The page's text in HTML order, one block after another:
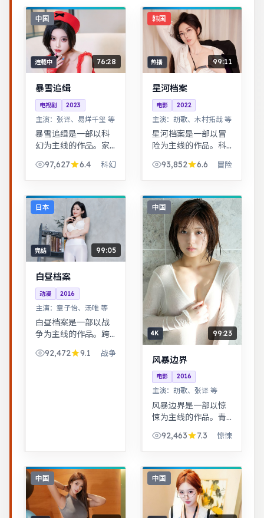
中国
连载中 76:28
暴雪追缉
电视剧 2023
主演： 张译、易烊千玺 等
暴雪追缉是一部以科
幻为主线的作品。家
外后集中爆发，情感
冲击力足。跨时空叙
应，二刷可发现更多
细节。
97,627 6.4 科幻
韩国
热播 99:11
星河档案
电影 2022
主演： 胡歌、木村拓哉 等
星河档案是一部以冒
险为主线的作品。科
记忆，视觉风格鲜
明，节奏张弛有度。
舒缓，适合放松解压
观看。
93,852 6.6 冒险
日本
完结 99:05
白昼档案
动漫 2016
主演： 章子怡、汤唯 等
白昼档案是一部以战
争为主线的作品。跨
前后呼应，二刷可发
92,472 9.1 战争
中国
4K 99:23
风暴边界
电影 2016
主演： 胡歌、张译 等
风暴边界是一部以惊
悚为主线的作品。青
春群像刻画校园与初
入社会的迷茫，细腻
温暖。黑色幽默包裹
社会寓言，荒诞中见
真实。
92,463 7.3 惊悚
中国 中国